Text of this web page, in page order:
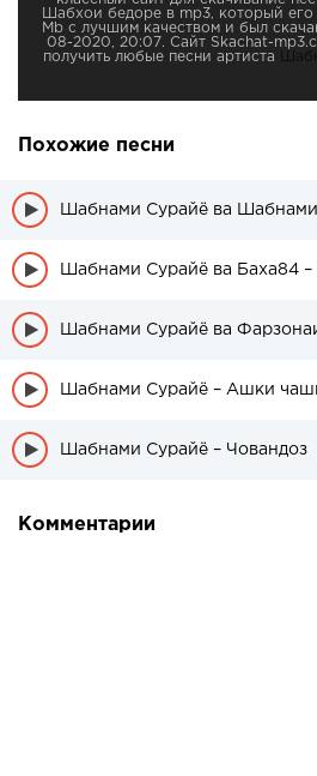
Шабхои бедоре в mp3, который его
Mb с лучшим качеством и был
08-2020, 20:07. Сайт Skachat-
получить любые песни артиста
Похожие песни
Шабнами Сурайё ва Баха84
Шабнами Сурайё – Ашки
Шабнами Сурайё – Човандоз
Комментарии